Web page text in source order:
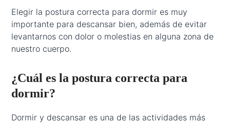
Elegir la postura correcta para dormir es muy
importante para descansar bien, además de evitar
levantarnos con dolor o molestias en alguna zona de
nuestro cuerpo.
¿Cuál es la postura correcta para
dormir?
Dormir y descansar es una de las actividades más